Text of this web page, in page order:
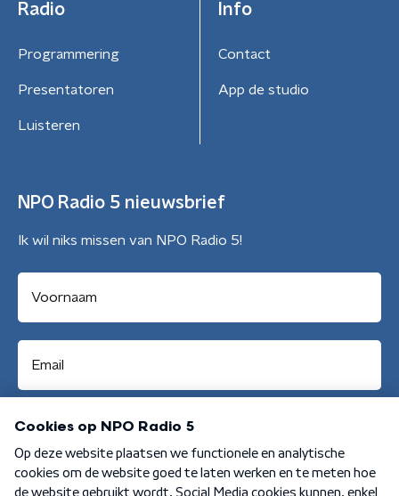
Radio
Programmering
Presentatoren
Luisteren
Info
Contact
App de studio
NPO Radio 5 nieuwsbrief
Ik wil niks missen van NPO Radio 5!
Aanmelden